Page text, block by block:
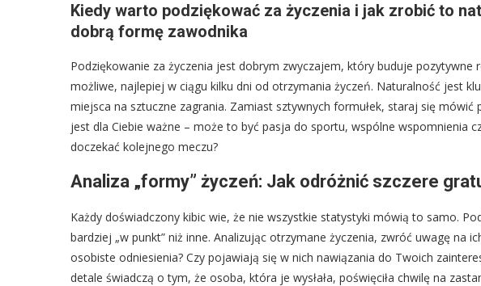
Kiedy warto podziękować za życzenia i jak zrobić to
dobrą formę zawodnika
Podziękowanie za życzenia jest dobrym zwyczajem, który buduje
możliwe, najlepiej w ciągu kilku dni od otrzymania życzeń. Naturalność jest
miejsca na sztuczne zagrania. Zamiast sztywnych formułek, staraj się
jest dla Ciebie ważne – może to być pasja do sportu, wspólne wspomnienia
doczekać kolejnego meczu?
Analiza „formy” życzeń: Jak odróżnić szczere
Każdy doświadczony kibic wie, że nie wszystkie statystyki mówią to samo.
bardziej „w punkt” niż inne. Analizując otrzymane życzenia, zwróć uwagę na
osobiste odniesienia? Czy pojawiają się w nich nawiązania do Twoich
detale świadczą o tym, że osoba, która je wysłała, poświęciła chwilę na